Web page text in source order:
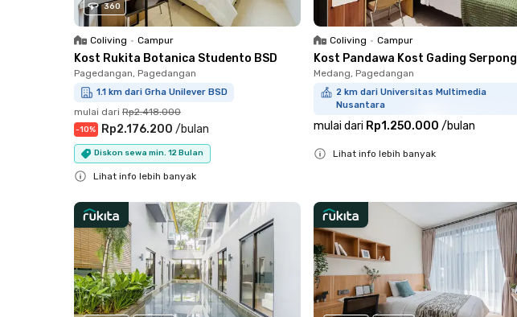
360
Coliving • Campur
Kost Rukita Botanica Studento BSD
Pagedangan, Pagedangan
1.1 km dari Grha Unilever BSD
mulai dari Rp2.418.000
-10% Rp2.176.200 /bulan
Diskon sewa min. 12 Bulan
Lihat info lebih banyak
Coliving • Campur
Kost Pandawa Kost Gading Serpong
Medang, Pagedangan
2 km dari Universitas Multimedia
Nusantara
mulai dari Rp1.250.000 /bulan
Lihat info lebih banyak